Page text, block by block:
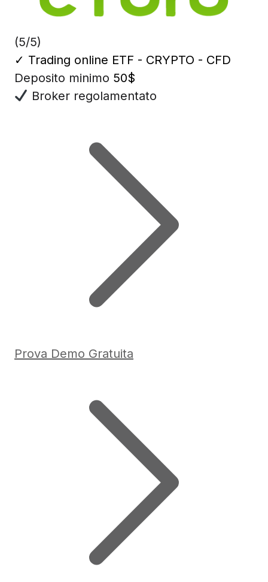
(5/5)
✓ Trading online ETF - CRYPTO - CFD
Deposito minimo 50$
Broker regolamentato
Prova Demo Gratuita